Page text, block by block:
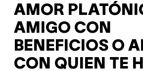
AMOR
AMIGO CON
BENEFICIOS O
CON QUIEN TE